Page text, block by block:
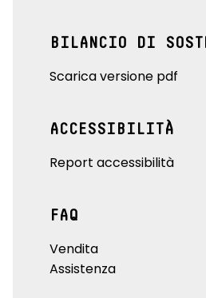
BILANCIO DI
Scarica versione pdf
ACCESSIBILITÀ
Report accessibilità
FAQ
Vendita
Assistenza